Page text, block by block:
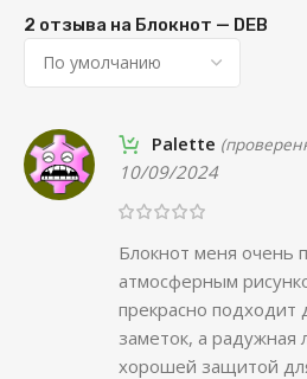
2 отзыва на Блокнот — DEB
Palette
10/09/2024
Блокнот меня очень
атмосферным
прекрасно подходит
заметок, а радужная
хорошей защитой